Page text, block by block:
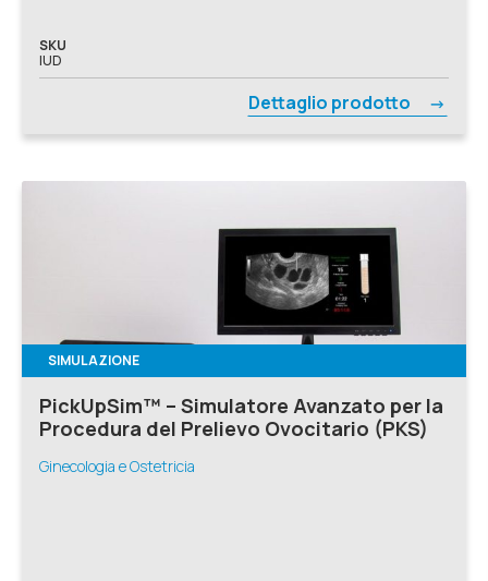
SKU
IUD
Dettaglio prodotto
SIMULAZIONE
PickUpSim™ – Simulatore Avanzato per la
Procedura del Prelievo Ovocitario (PKS)
Ginecologia e Ostetricia